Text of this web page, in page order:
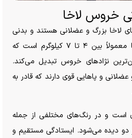
خروس لاخا
لاخا بزرگ و عضلانی هستند و بدنی
قدرتمند دارند. وزن آن‌ها معمولاً بین ۴ تا ۷ کیلوگرم است که
نژاد‌های خروس تبدیل می‌کند.
و پا‌هایی قوی دارند که قادر به
است و در رنگ‌های مختلفی از جمله
دو دیده می‌شود. ایستادگی مستقیم و